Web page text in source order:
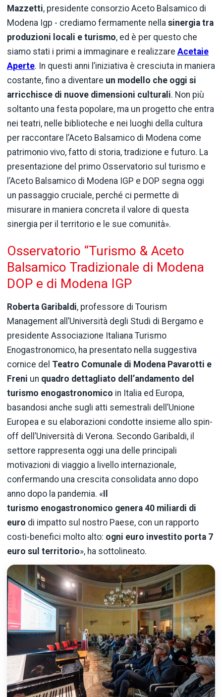
Mazzetti, presidente consorzio Aceto Balsamico di
Modena Igp - crediamo fermamente nella sinergia tra
produzioni locali e turismo, ed è per questo che
siamo stati i primi a immaginare e realizzare Acetaie
Aperte. In questi anni l’iniziativa è cresciuta in maniera
costante, fino a diventare un modello che oggi si
arricchisce di nuove dimensioni culturali. Non più
soltanto una festa popolare, ma un progetto che entra
nei teatri, nelle biblioteche e nei luoghi della cultura
per raccontare l’Aceto Balsamico di Modena come
patrimonio vivo, fatto di storia, tradizione e futuro. La
presentazione del primo Osservatorio sul turismo e
l’Aceto Balsamico di Modena IGP e DOP segna oggi
un passaggio cruciale, perché ci permette di
misurare in maniera concreta il valore di questa
sinergia per il territorio e le sue comunità».
Osservatorio “Turismo & Aceto
Balsamico Tradizionale di Modena
DOP e di Modena IGP
Roberta Garibaldi, professore di Tourism
Management all’Università degli Studi di Bergamo e
presidente Associazione Italiana Turismo
Enogastronomico, ha presentato nella suggestiva
cornice del Teatro Comunale di Modena Pavarotti e
Freni un quadro dettagliato dell’andamento del
turismo enogastronomico in Italia ed Europa,
basandosi anche sugli atti semestrali dell’Unione
Europea e su elaborazioni condotte insieme allo spin-
off dell’Università di Verona. Secondo Garibaldi, il
settore rappresenta oggi una delle principali
motivazioni di viaggio a livello internazionale,
confermando una crescita consolidata anno dopo
anno dopo la pandemia. «Il
turismo enogastronomico genera 40 miliardi di
euro di impatto sul nostro Paese, con un rapporto
costi-benefici molto alto: ogni euro investito porta 7
euro sul territorio», ha sottolineato.